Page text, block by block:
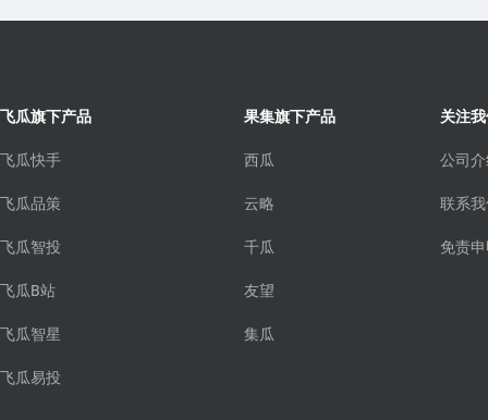
飞瓜旗下产品
飞瓜快手
飞瓜品策
飞瓜智投
飞瓜B站
飞瓜智星
飞瓜易投
果集旗下产品
西瓜
云略
千瓜
友望
集瓜
关注
公司
联系
免责